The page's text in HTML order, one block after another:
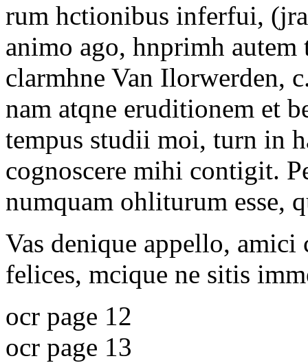
rum hctionibus inferfui,
animo ago, hnprimh
clarmhne Van Ilorwerden,
nam atqne eruditionem et
tempus studii moi, turn in
cognoscere mihi contigit.
numquam ohliturum esse,
Vas denique appello,
felices, mcique ne sitis
ocr page 12
ocr page 13